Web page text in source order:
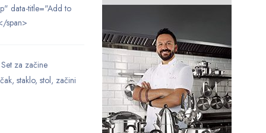
data-title="Add to
span>
Set za začine
, staklo, stol, začini